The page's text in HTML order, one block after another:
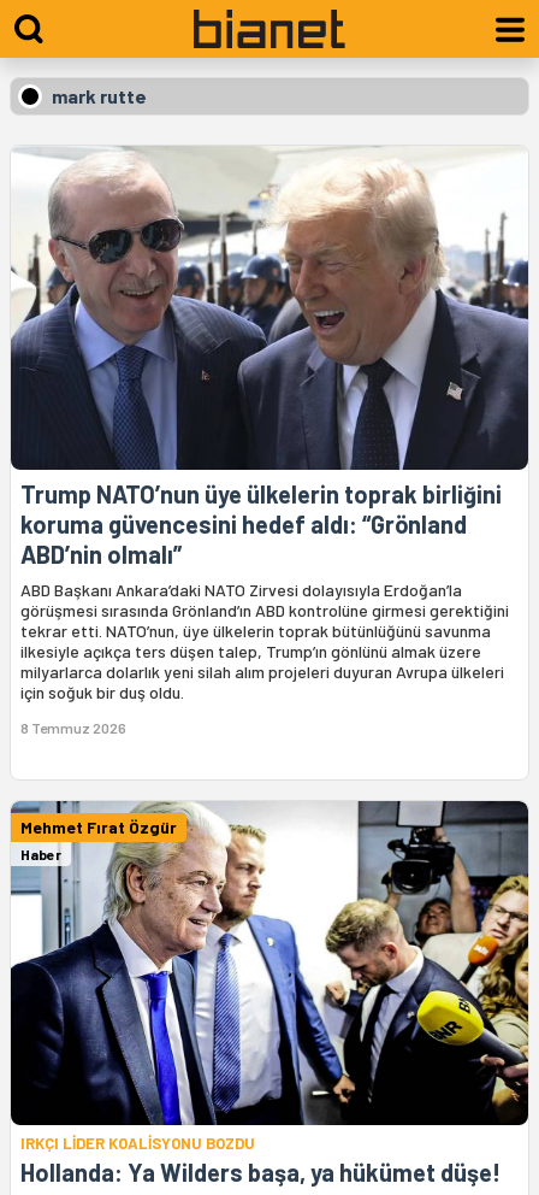
mark rutte
Trump NATO’nun üye ülkelerin toprak birliğini
koruma güvencesini hedef aldı: “Grönland
ABD’nin olmalı”
ABD Başkanı Ankara’daki NATO Zirvesi dolayısıyla Erdoğan’la
görüşmesi sırasında Grönland’ın ABD kontrolüne girmesi gerektiğini
tekrar etti. NATO’nun, üye ülkelerin toprak bütünlüğünü savunma
ilkesiyle açıkça ters düşen talep, Trump’ın gönlünü almak üzere
milyarlarca dolarlık yeni silah alım projeleri duyuran Avrupa ülkeleri
için soğuk bir duş oldu.
8 Temmuz 2026
Mehmet Fırat Özgür
Haber
IRKÇI LİDER KOALİSYONU BOZDU
Hollanda: Ya Wilders başa, ya hükümet düşe!